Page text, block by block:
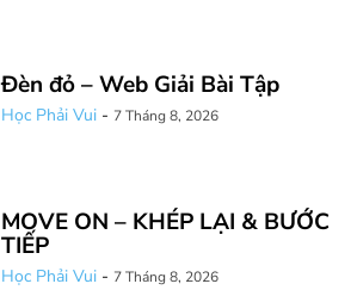
Đèn đỏ – Web Giải Bài Tập
Học Phải Vui - 7 Tháng 8, 2026
MOVE ON – KHÉP LẠI & BƯỚC
TIẾP
Học Phải Vui - 7 Tháng 8, 2026